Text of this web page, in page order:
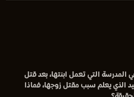
التي تعمل ابنتها، بعد قتل
الذي يعلم سبب مقتل زوجها، فماذا